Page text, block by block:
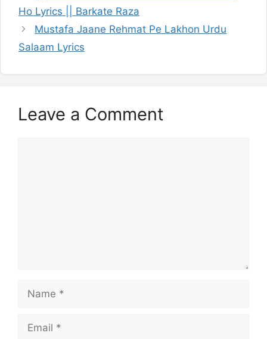
Ho Lyrics || Barkate Raza
Mustafa Jaane Rehmat Pe Lakhon Urdu
Salaam Lyrics
Leave a Comment